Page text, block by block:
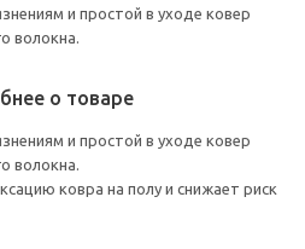
и простой в уходе ковер
волокна.
о товаре
и простой в уходе ковер
волокна.
ковра на полу и снижает риск